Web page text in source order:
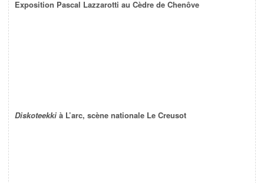
Exposition Pascal Lazzarotti au Cèdre de Chenôve
Diskoteekki à L’arc, scène nationale Le Creusot